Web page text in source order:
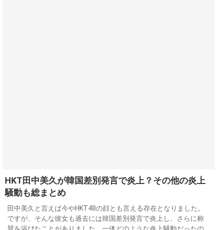
HKT田中美久が韓国差別発言で炎上？その他の炎上
騒動も総まとめ
田中美久と言えば今やHKT48の顔とも言える存在となりました。
ですが、そんな彼女も過去には韓国差別発言で炎上し、さらに称